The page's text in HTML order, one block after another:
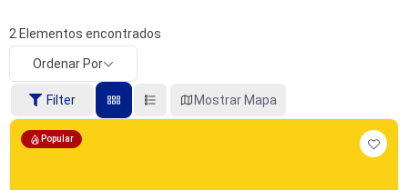
2 Elementos encontrados
Ordenar Por
Filter Mostrar Mapa
Popular